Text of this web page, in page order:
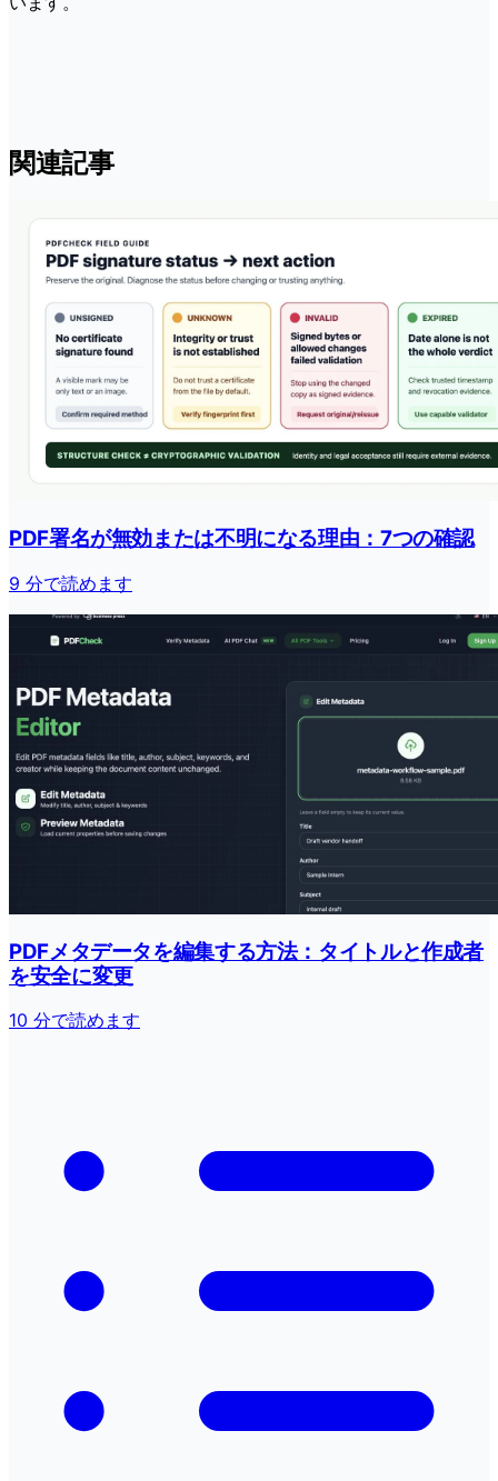
関連記事
PDF署名が無効または不明になる理由：7つの確認
9 分で読めます
PDFメタデータを編集する方法：タイトルと作成者
を安全に変更
10 分で読めます